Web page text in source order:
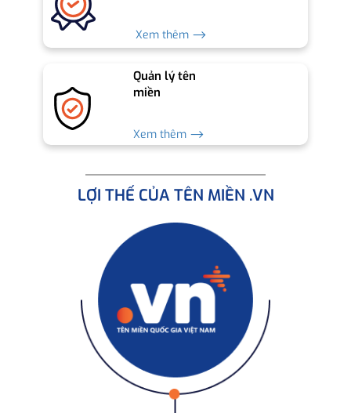
Xem thêm ⟶
Quản lý tên
miền
Xem thêm ⟶
LỢI THẾ CỦA TÊN MIỀN .VN